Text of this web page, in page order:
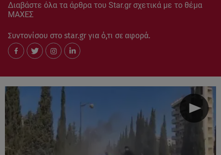
Διαβάστε όλα τα άρθρα του Star.gr σχετικά με το θέμα
ΜΑΧΕΣ
Συντονίσου στο star.gr για ό,τι σε αφορά.